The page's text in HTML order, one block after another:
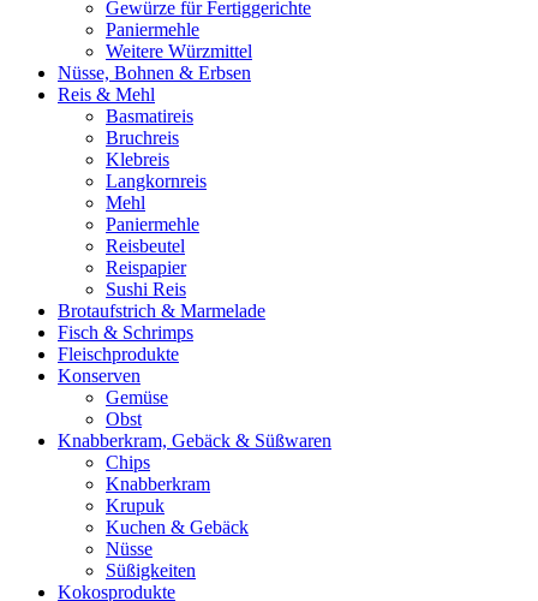
Gewürze für Fertiggerichte
Paniermehle
Weitere Würzmittel
Nüsse, Bohnen & Erbsen
Reis & Mehl
Basmatireis
Bruchreis
Klebreis
Langkornreis
Mehl
Paniermehle
Reisbeutel
Reispapier
Sushi Reis
Brotaufstrich & Marmelade
Fisch & Schrimps
Fleischprodukte
Konserven
Gemüse
Obst
Knabberkram, Gebäck & Süßwaren
Chips
Knabberkram
Krupuk
Kuchen & Gebäck
Nüsse
Süßigkeiten
Kokosprodukte